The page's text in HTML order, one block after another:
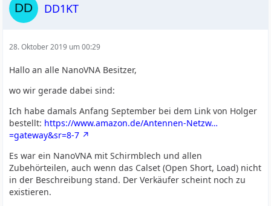
DD1KT
28. Oktober 2019 um 00:29
Hallo an alle NanoVNA Besitzer,
wo wir gerade dabei sind:
Ich habe damals Anfang September bei dem Link von Holger
bestellt: https://www.amazon.de/Antennen-Netzw…
=gateway&sr=8-7
Es war ein NanoVNA mit Schirmblech und allen
Zubehörteilen, auch wenn das Calset (Open Short, Load) nicht
in der Beschreibung stand. Der Verkäufer scheint noch zu
existieren.